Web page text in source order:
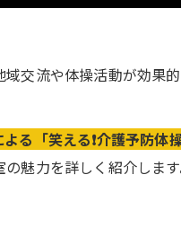
交流や体操活動が効果
る「笑える❗️介護予防
魅力を詳しく紹介しま